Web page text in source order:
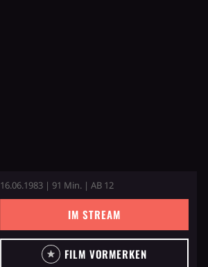
16.06.1983 | 91 Min. | AB 12
IM STREAM
FILM VORMERKEN